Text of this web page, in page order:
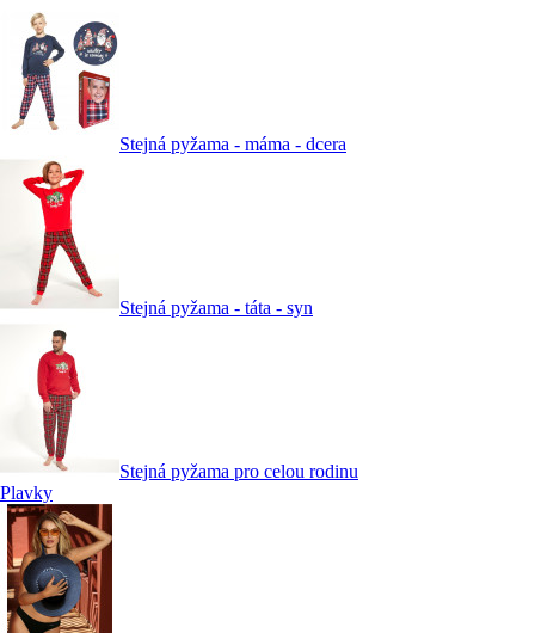
Stejná pyžama - máma - dcera
Stejná pyžama - táta - syn
Stejná pyžama pro celou rodinu
Plavky